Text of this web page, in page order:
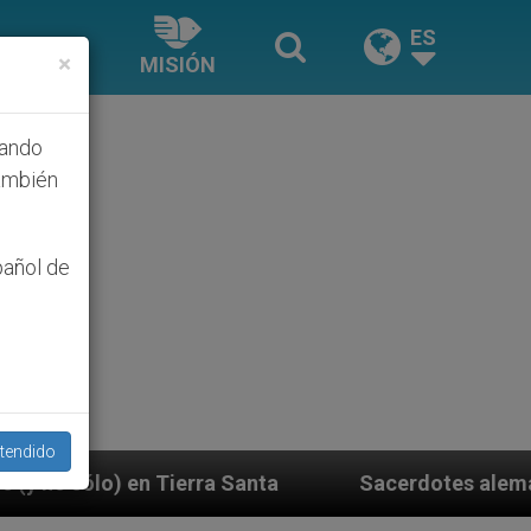
MISIÓN
ES
Sacerdotes alemanes fieles al Papa
×
de